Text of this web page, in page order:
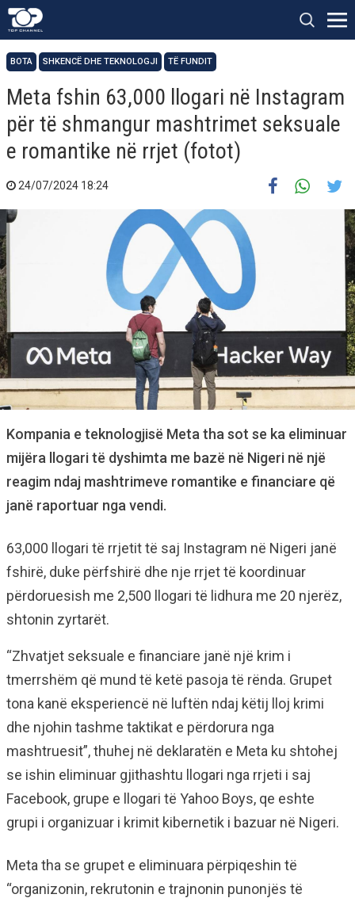
BOTA SHKENCË DHE TEKNOLOGJI TË FUNDIT
Meta fshin 63,000 llogari në Instagram
për të shmangur mashtrimet seksuale
e romantike në rrjet (fotot)
24/07/2024 18:24
Kompania e teknologjisë Meta tha sot se ka eliminuar
mijëra llogari të dyshimta me bazë në Nigeri në një
reagim ndaj mashtrimeve romantike e financiare që
janë raportuar nga vendi.
63,000 llogari të rrjetit të saj Instagram në Nigeri janë
fshirë, duke përfshirë dhe nje rrjet të koordinuar
përdoruesish me 2,500 llogari të lidhura me 20 njerëz,
shtonin zyrtarët.
“Zhvatjet seksuale e financiare janë një krim i
tmerrshëm që mund të ketë pasoja të rënda. Grupet
tona kanë eksperiencë në luftën ndaj këtij lloj krimi
dhe njohin tashme taktikat e përdorura nga
mashtruesit”, thuhej në deklaratën e Meta ku shtohej
se ishin eliminuar gjithashtu llogari nga rrjeti i saj
Facebook, grupe e llogari të Yahoo Boys, qe eshte
grupi i organizuar i krimit kibernetik i bazuar në Nigeri.
Meta tha se grupet e eliminuara përpiqeshin të
“organizonin, rekrutonin e trajnonin punonjës të